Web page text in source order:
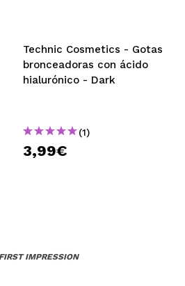
Technic Cosmetics - Gotas
bronceadoras con ácido
hialurónico - Dark
(1)
3,99€
IMPRESSION